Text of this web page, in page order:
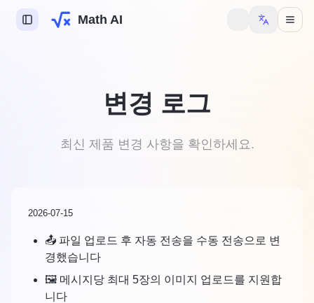
Math AI
능을 사용하려면 로그
변경 로그
최신 제품 변경 사항을 확인하세요.
2026-07-15
📤 파일 업로드 후 자동 전송을 수동 전송으로 변
경했습니다
🖼️ 메시지당 최대 5장의 이미지 업로드를 지원합
니다